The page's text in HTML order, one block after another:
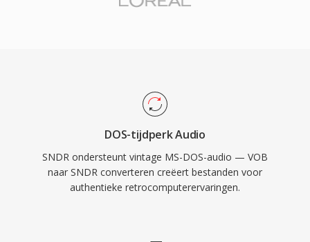
DOS-tijdperk Audio
SNDR ondersteunt vintage MS-DOS-audio — VOB
naar SNDR converteren creëert bestanden voor
authentieke retrocomputerervaringen.